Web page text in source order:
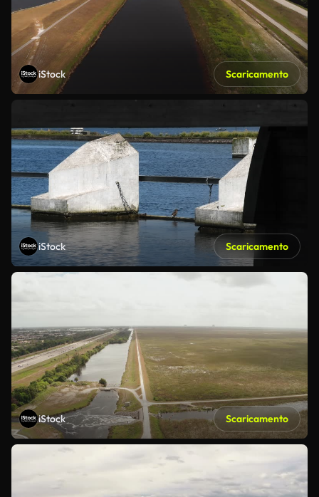
iStock Scaricamento
iStock Scaricamento
iStock Scaricamento